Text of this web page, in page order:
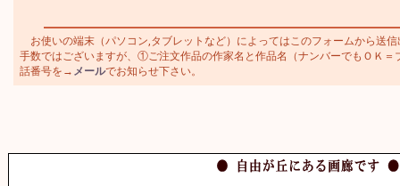
お使いの端末（パソコン,タブレットなど）によってはこのフォームから送
手数ではございますが、①ご注文作品の作家名と作品名（ナンバーでもＯＫ
話番号を→ メールでお知らせ下さい。